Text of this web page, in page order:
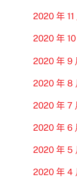
2020 年 11
2020 年 10
2020 年 9
2020 年 8
2020 年 7
2020 年 6
2020 年 5
2020 年 4